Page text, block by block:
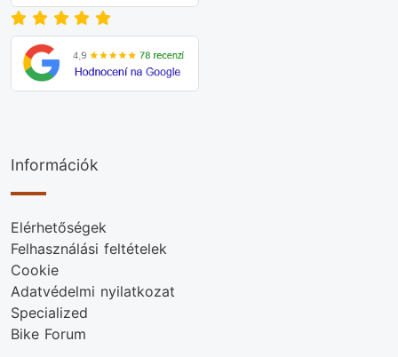
Információk
Elérhetőségek
Felhasználási feltételek
Cookie
Adatvédelmi nyilatkozat
Specialized
Bike Forum